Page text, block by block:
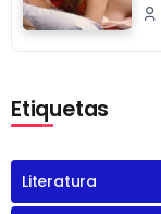
Etiquetas
Literatura